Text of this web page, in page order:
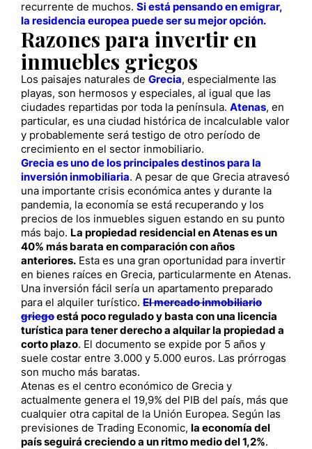
recurrente de muchos. Si está pensando en emigrar,
la residencia europea puede ser su mejor opción.
Razones para invertir en
inmuebles griegos
Los paisajes naturales de Grecia, especialmente las
playas, son hermosos y especiales, al igual que las
ciudades repartidas por toda la península. Atenas, en
particular, es una ciudad histórica de incalculable valor
y probablemente será testigo de otro período de
crecimiento en el sector inmobiliario.
Grecia es uno de los principales destinos para la
inversión inmobiliaria. A pesar de que Grecia atravesó
una importante crisis económica antes y durante la
pandemia, la economía se está recuperando y los
precios de los inmuebles siguen estando en su punto
más bajo. La propiedad residencial en Atenas es un
40% más barata en comparación con años
anteriores. Esta es una gran oportunidad para invertir
en bienes raíces en Grecia, particularmente en Atenas.
Una inversión fácil sería un apartamento preparado
para el alquiler turístico. El mercado inmobiliario
griegoestá poco regulado y basta con una licencia
turística para tener derecho a alquilar la propiedad a
corto plazo. El documento se expide por 5 años y
suele costar entre 3.000 y 5.000 euros. Las prórrogas
son mucho más baratas.
Atenas es el centro económico de Grecia y
actualmente genera el 19,9% del PIB del país, más que
cualquier otra capital de la Unión Europea. Según las
previsiones de Trading Economic, la economía del
país seguirá creciendo a un ritmo medio del 1,2%.